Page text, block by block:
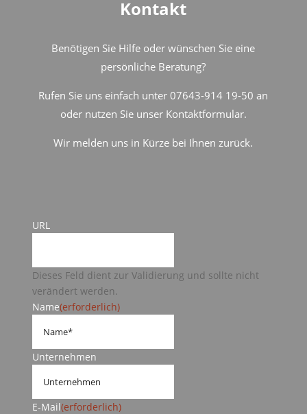
Kontakt
Benötigen Sie Hilfe oder wünschen Sie eine
persönliche Beratung?
Rufen Sie uns einfach unter 07643-914 19-50 an
oder nutzen Sie unser Kontaktformular.
Wir melden uns in Kürze bei Ihnen zurück.
URL
Dieses Feld dient zur Validierung und sollte nicht
verändert werden.
Name(erforderlich)
Unternehmen
E-Mail(erforderlich)